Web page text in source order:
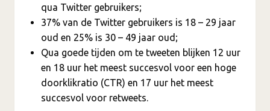
qua Twitter gebruikers;
37% van de Twitter gebruikers is 18 – 29 jaar
oud en 25% is 30 – 49 jaar oud;
Qua goede tijden om te tweeten blijken 12 uur
en 18 uur het meest succesvol voor een hoge
doorklikratio (CTR) en 17 uur het meest
succesvol voor retweets.